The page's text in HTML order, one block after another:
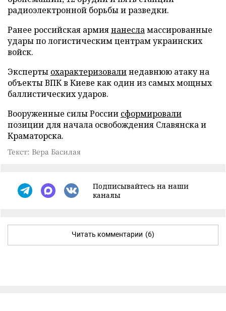
радиоэлектронной борьбы и разведки.
Ранее российская армиянанесламассированные
удары по логистическим центрам украинских
войск.
Эксперты охарактеризовалинедавнюю атаку на
объекты ВПК в Киеве как один из самых мощных
баллистических ударов.
Вооруженные силы России сформировали
позиции для начала освобождения Славянска и
Краматорска.
Текст: Вера Басилая
Подписывайтесь на наши
каналы
Читать комментарии (6)